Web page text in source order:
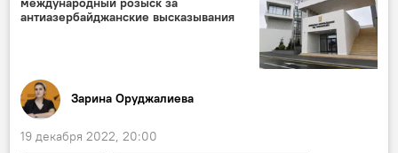
антиазербайджанские высказывания
Зарина Оруджалиева
19 декабря 2022, 20:00